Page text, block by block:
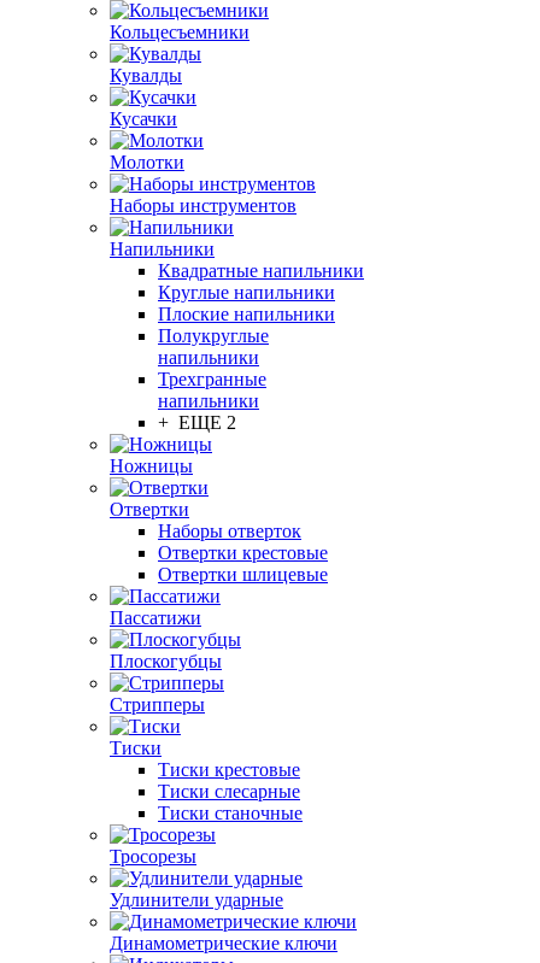
Кольцесъемники
Кувалды
Кусачки
Молотки
Наборы инструментов
Напильники
Квадратные напильники
Круглые напильники
Плоские напильники
Полукруглые
напильники
Трехгранные
напильники
+ ЕЩЕ 2
Ножницы
Отвертки
Наборы отверток
Отвертки крестовые
Отвертки шлицевые
Пассатижи
Плоскогубцы
Стрипперы
Тиски
Тиски крестовые
Тиски слесарные
Тиски станочные
Тросорезы
Удлинители ударные
Динамометрические ключи